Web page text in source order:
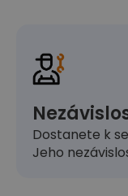
Dostanete k
Jeho